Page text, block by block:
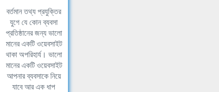
বর্তমান তথ্য প্রযুক্তির
যুগে যে কোন ব্যবসা
প্রতিষ্ঠানের জন্য ভালো
মানের একটি ওয়েবসাইট
থাকা অপরিহার্য। ভালো
মানের একটি ওয়েবসাইট
আপনার ব্যবসাকে নিয়ে
যাবে আর এক ধাপ